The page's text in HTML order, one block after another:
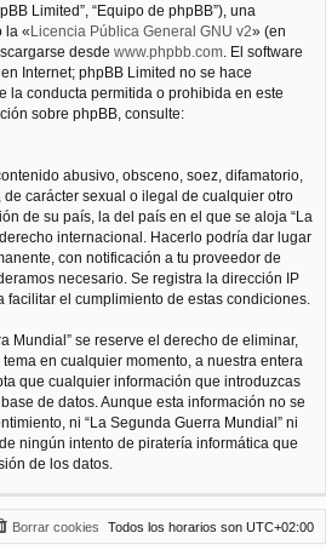
Limited”, “Equipo de phpBB”), una
la «Licencia Pública General GNU v2» (en
desde www.phpbb.com. El software
Internet; phpBB Limited no se hace
la conducta permitida o prohibida en este
sobre phpBB, consulte:
abusivo, obsceno, soez, difamatorio,
carácter sexual o ilegal de cualquier otro
de su país, la del país en el que se aloja “La
internacional. Hacerlo podría dar lugar
con notificación a tu proveedor de
necesario. Se registra la dirección IP
facilitar el cumplimiento de estas condiciones.
Mundial” se reserve el derecho de eliminar,
en cualquier momento, a nuestra entera
que cualquier información que introduzcas
de datos. Aunque esta información no se
ni “La Segunda Guerra Mundial” ni
ningún intento de piratería informática que
de los datos.
Todos los horarios son UTC+02:00
Borrar cookies